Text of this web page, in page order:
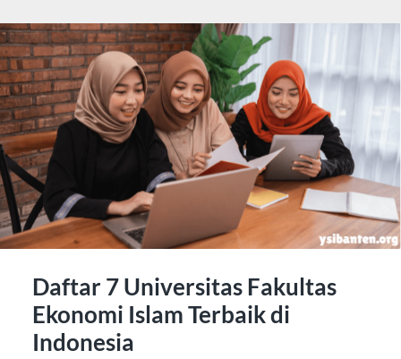
Daftar 7 Universitas Fakultas
Ekonomi Islam Terbaik di
Indonesia